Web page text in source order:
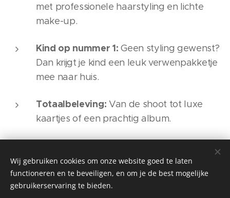
met professionele haarstyling en lichte
make-up.
Kind op nummer 1: Geen styling gewenst?
Dan krijgt je kind een leuk verwenpakketje
mee naar huis.
Totaalbeleving: Van de shoot tot luxe
kaartjes of een prachtig album.
Wij gebruiken cookies om onze website goed te laten
functioneren en te beveiligen, en om je de best mogelijke
gebruikerservaring te bieden.